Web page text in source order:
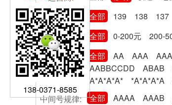
号段分类:
全部 139 138 137
卡费区间:
全部 0-200元 200-
尾号规律:
全部 AA AAA
AABBCCDD
ABAB
A*A*A*A*
*A*A*A*A
中间号规律:
全部 AAAA AAAB
138-0371-8585